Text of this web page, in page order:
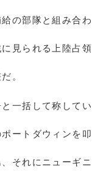
の部隊と組み合わ
見られる上陸占領
。
一括して称してい
ートダウィンを叩
それにニューギニ